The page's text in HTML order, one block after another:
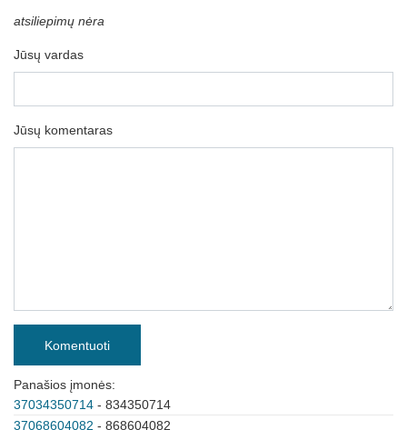
atsiliepimų nėra
Jūsų vardas
Jūsų komentaras
Komentuoti
Panašios įmonės:
37034350714 - 834350714
37068604082 - 868604082